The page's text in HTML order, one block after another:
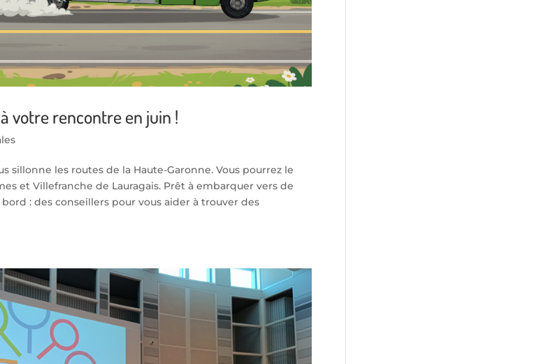
votre rencontre en juin !
sillonne les routes de la Haute-Garonne. Vous pourrez le
et Villefranche de Lauragais. Prêt à embarquer vers de
: des conseillers pour vous aider à trouver des